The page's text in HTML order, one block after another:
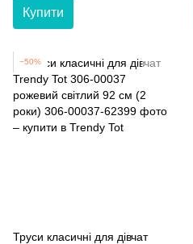
Купити
−50%
Труси класичні для дівчат